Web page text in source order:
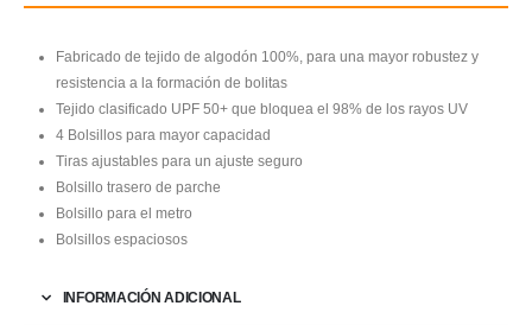
Fabricado de tejido de algodón 100%, para una mayor robustez y
resistencia a la formación de bolitas
Tejido clasificado UPF 50+ que bloquea el 98% de los rayos UV
4 Bolsillos para mayor capacidad
Tiras ajustables para un ajuste seguro
Bolsillo trasero de parche
Bolsillo para el metro
Bolsillos espaciosos
INFORMACIÓN ADICIONAL